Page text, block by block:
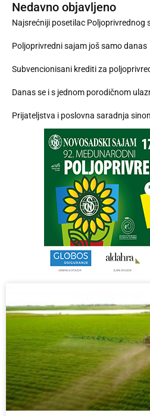
Nedavno objavljeno
Najsrećniji posetilac Poljoprivrednog
Poljoprivredni sajam još samo danas
Subvencionisani krediti za
Danas se i s jednom porodičnom
Prijateljstva i poslovna saradnja